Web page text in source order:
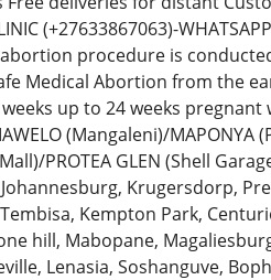
(+27633867063)-
procedure is
Medical Abortion from the
up to 24 weeks pregnant
(Mangaleni)/MAPONYA
PROTEA GLEN (Shell
Krugersdorp,
Kempton Park,
hill, Mabopane,
Lenasia, Soshanguve,